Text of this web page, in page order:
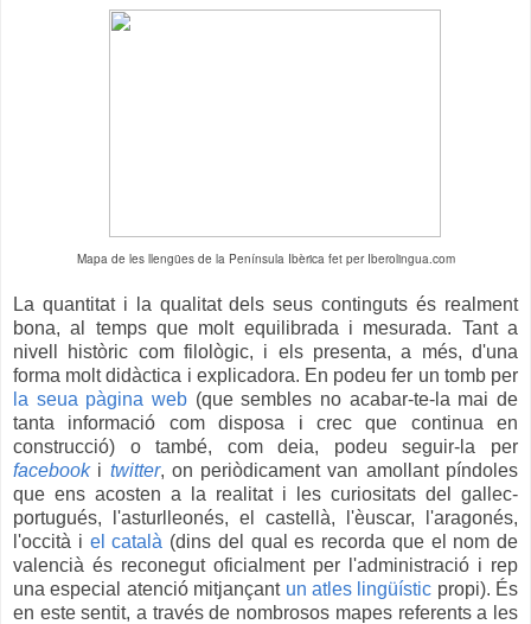
Mapa de les llengües de la Península Ibèrica fet per Iberolingua.com
La quantitat i la qualitat dels seus continguts és realment
bona, al temps que molt equilibrada i mesurada. Tant a
nivell històric com filològic, i els presenta, a més, d'una
forma molt didàctica i explicadora. En podeu fer un tomb per
la seua pàgina web (que sembles no acabar-te-la mai de
tanta informació com disposa i crec que continua en
construcció) o també, com deia, podeu seguir-la per
facebooki twitter, on periòdicament van amollant píndoles
que ens acosten a la realitat i les curiositats del gallec-
portugués, l'asturlleonés, el castellà, l'èuscar, l'aragonés,
l'occità i el català (dins del qual es recorda que el nom de
valencià és reconegut oficialment per l'administració i rep
una especial atenció mitjançant un atles lingüístic propi). És
en este sentit, a través de nombrosos mapes referents a les